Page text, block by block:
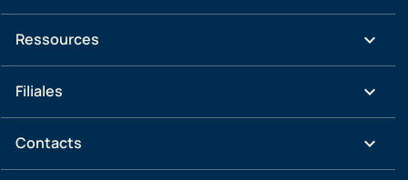
Ressources keyboard_arrow_down
Filiales keyboard_arrow_down
Contacts keyboard_arrow_down